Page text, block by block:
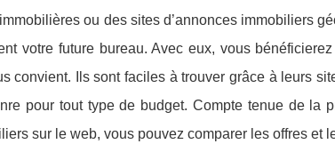
ou des sites d’annonces immobiliers
votre future bureau. Avec eux, vous
convient. Ils sont faciles à trouver grâce à leurs
pour tout type de budget. Compte tenue de la
sur le web, vous pouvez comparer les offres et